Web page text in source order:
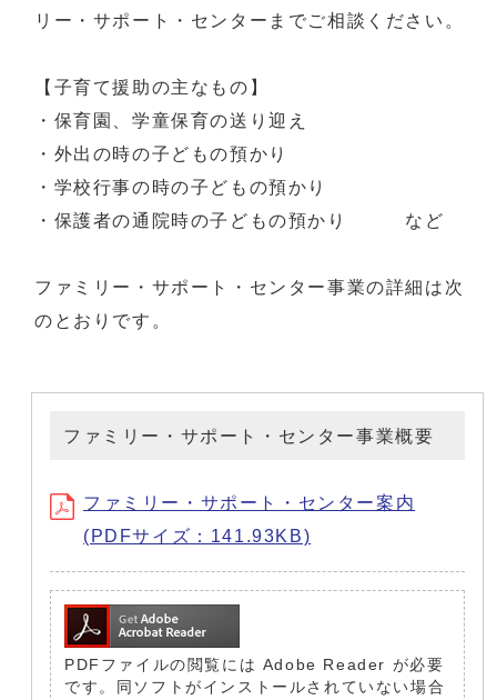
リー・サポート・センターまでご相談ください。
【子育て援助の主なもの】
・保育園、学童保育の送り迎え
・外出の時の子どもの預かり
・学校行事の時の子どもの預かり
・保護者の通院時の子どもの預かり など
ファミリー・サポート・センター事業の詳細は次
のとおりです。
ファミリー・サポート・センター事業概要
ファミリー・サポート・センター案内
(PDFサイズ：141.93KB)
PDFファイルの閲覧には Adobe Reader が必要
です。同ソフトがインストールされていない場合